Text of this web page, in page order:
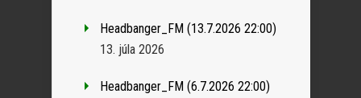
Headbanger_FM (13.7.2026 22:00)
13. júla 2026
Headbanger_FM (6.7.2026 22:00)